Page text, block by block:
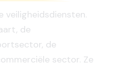
de
de
sector. Ze